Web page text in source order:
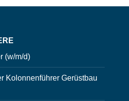
(w/m/d)
Kolonnenführer Gerüstbau